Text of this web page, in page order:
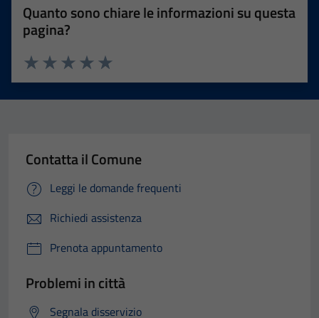
Quanto sono chiare le informazioni su questa
pagina?
Valuta 5 stelle su 5
Valuta 4 stelle su 5
Valuta 3 stelle su 5
Valuta 2 stelle su 5
Valuta 1 stelle su 5
Contatta il Comune
Leggi le domande frequenti
Richiedi assistenza
Prenota appuntamento
Problemi in città
Segnala disservizio